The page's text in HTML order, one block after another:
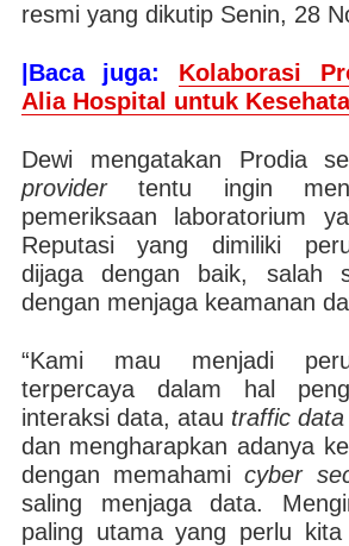
resmi yang dikutip Senin, 28
|Baca juga: Kolaborasi
Alia Hospital untuk
Dewi mengatakan Prodia
providertentu ingin
pemeriksaan laboratorium
Reputasi yang dimiliki
dijaga dengan baik, salah
dengan menjaga keamanan
“Kami mau menjadi
terpercaya dalam hal
interaksi data, atau traffic data
dan mengharapkan adanya
dengan memahamicyber
saling menjaga data.
paling utama yang perlu kita